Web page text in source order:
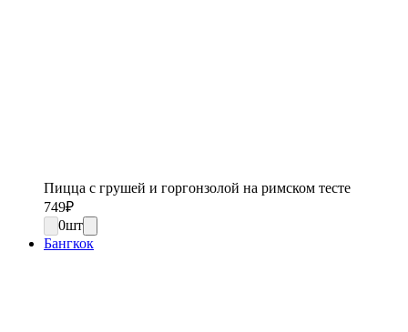
Пицца с грушей и горгонзолой на римском тесте
749₽
0шт
Бангкок